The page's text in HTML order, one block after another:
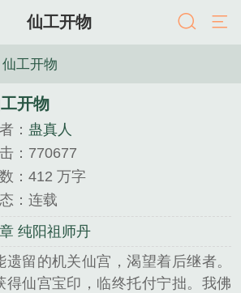
仙工开物
仙工开物
开物
： 蛊真人
：770677
：412 万字
：连载
纯阳祖师丹
留的机关仙宫，渴望着后继者。
得仙宫宝印，临终托付宁拙。我佛